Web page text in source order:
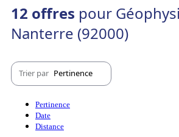
12 offres pour
Nanterre (92000)
Trier par Pertinence
Pertinence
Date
Distance